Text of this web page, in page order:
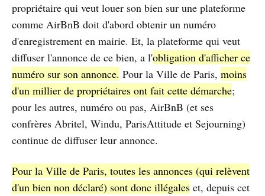
propriétaire qui veut louer son bien sur une plateforme
comme AirBnB doit d'abord obtenir un numéro
d'enregistrement en mairie. Et, la plateforme qui veut
diffuser l'annonce de ce bien, a l'obligation d'afficher ce
numéro sur son annonce. Pour la Ville de Paris, moins
d'un millier de propriétaires ont fait cette démarche;
pour les autres, numéro ou pas, AirBnB (et ses
confrères Abritel, Windu, ParisAttitude et Sejourning)
continue de diffuser leur annonce.
Pour la Ville de Paris, toutes les annonces (qui relèvent
d'un bien non déclaré) sont donc illégales et, depuis cet